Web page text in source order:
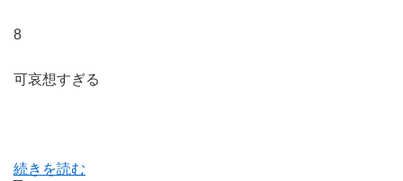
8
可哀想すぎる
続きを読む